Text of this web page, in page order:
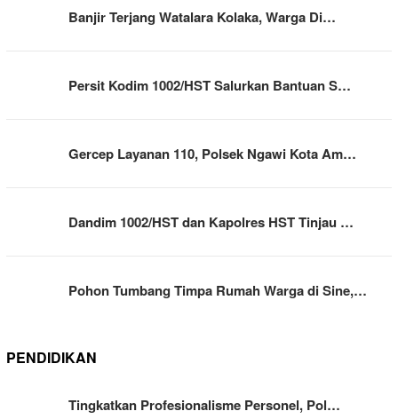
Banjir Terjang Watalara Kolaka, Warga Di…
Persit Kodim 1002/HST Salurkan Bantuan S…
Gercep Layanan 110, Polsek Ngawi Kota Am…
Dandim 1002/HST dan Kapolres HST Tinjau …
Pohon Tumbang Timpa Rumah Warga di Sine,…
PENDIDIKAN
Tingkatkan Profesionalisme Personel, Pol…